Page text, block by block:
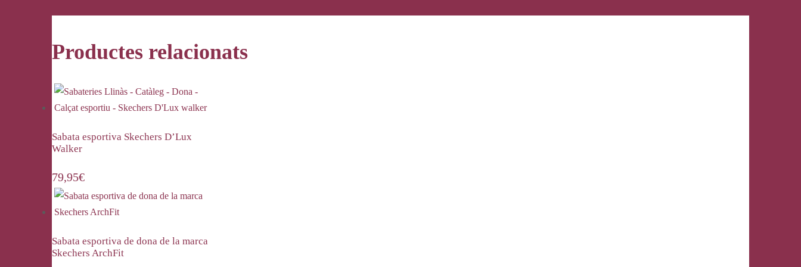
Productes relacionats
Sabata esportiva Skechers D’Lux
Walker
79,95€
Sabata esportiva de dona de la marca
Skechers ArchFit